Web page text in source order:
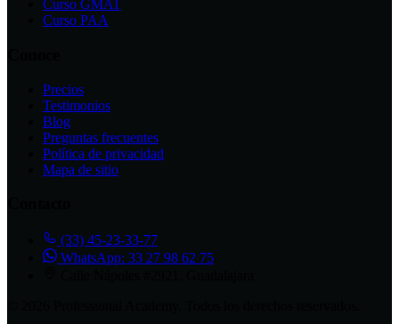
Curso GMAT
Curso PAA
Precios
Testimonios
Blog
Preguntas frecuentes
Política de privacidad
Mapa de sitio
(33) 45-23-33-77
WhatsApp: 33 27 98 62 75